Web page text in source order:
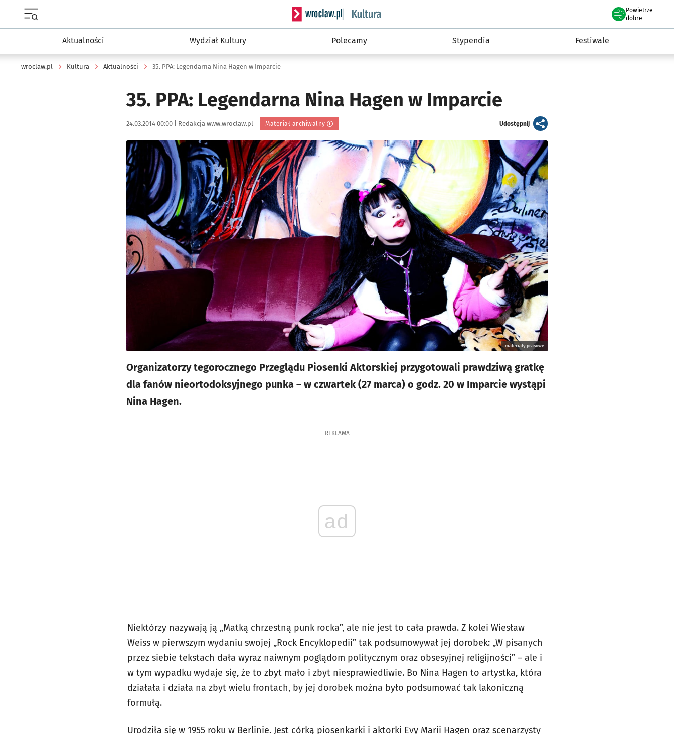
Serwis informacyjny wroclaw.pl podserwis: Kultura
Powietrze
we Wrocławiu
dobre
Aktualności Wydział Kultury Polecamy Stypendia Festiwale
wroclaw.pl Kultura Aktualności 35. PPA: Legendarna Nina Hagen w Imparcie
35. PPA: Legendarna Nina Hagen w Imparcie
Data publikacji:
24.03.2014 00:00 | Autor:
Redakcja www.wroclaw.pl Materiał archiwalny Udostępnijartykuł
Kliknij, aby powiększyć
materiały prasowe
Organizatorzy tegorocznego Przeglądu Piosenki Aktorskiej przygotowali prawdziwą gratkę
dla fanów nieortodoksyjnego punka – w czwartek (27 marca) o godz. 20 w Imparcie wystąpi
Nina Hagen.
REKLAMA
ad
Niektórzy nazywają ją „Matką chrzestną punk rocka”, ale nie jest to cała prawda. Z kolei Wiesław
Weiss w pierwszym wydaniu swojej „Rock Encyklopedii” tak podsumowywał jej dorobek: „W pisanych
przez siebie tekstach dała wyraz naiwnym poglądom politycznym oraz obsesyjnej religijności” – ale i
w tym wypadku wydaje się, że to zbyt mało i zbyt niesprawiedliwie. Bo Nina Hagen to artystka, która
działała i działa na zbyt wielu frontach, by jej dorobek można było podsumować tak lakoniczną
formułą.
Urodziła się w 1955 roku w Berlinie. Jest córką piosenkarki i aktorki Evy Marii Hagen oraz scenarzysty